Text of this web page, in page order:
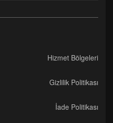
Hizmet Bölgeleri
Gizlilik Politikası
İade Politikası